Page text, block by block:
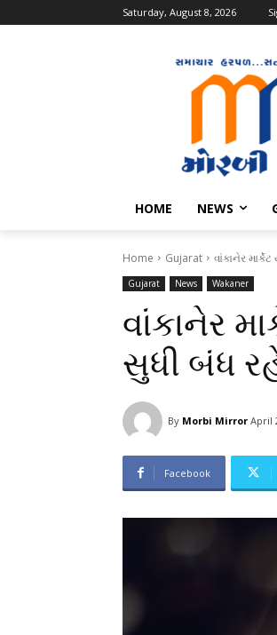
Saturday, August 8, 2026
HOME NEWS
Home Gujarat વાંકાનેર
Gujarat News Wakaner
વાંકાનેર
સુધી બંધ
By Morbi Mirror April
Facebook